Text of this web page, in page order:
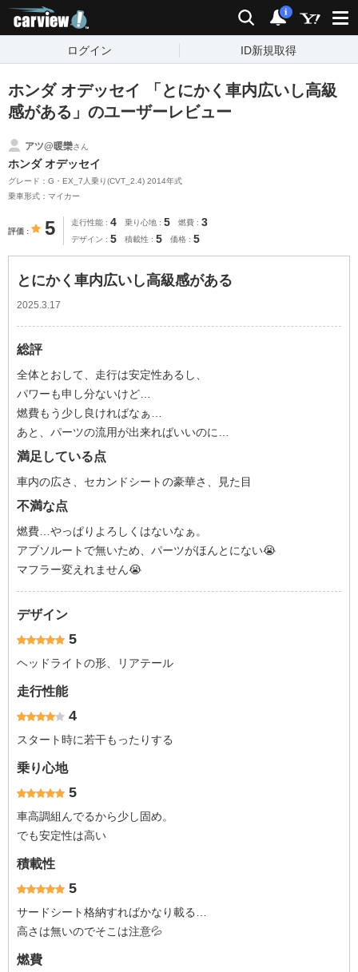
検索 通知
i
ログイン ID新規取得
ホンダ オデッセイ 「とにかく車内広いし高級
感がある」のユーザーレビュー
アツ@暖欒さん
ホンダ オデッセイ
グレード：G・EX_7人乗り(CVT_2.4) 2014年式
乗車形式：マイカー
評価 5 走行性能 4 乗り心地 5 燃費 3
デザイン 5 積載性 5 価格 5
とにかく車内広いし高級感がある
2025.3.17
総評
全体とおして、走行は安定性あるし、
パワーも申し分ないけど…
燃費もう少し良ければなぁ…
あと、パーツの流用が出来ればいいのに…
満足している点
車内の広さ、セカンドシートの豪華さ、見た目
不満な点
燃費…やっぱりよろしくはないなぁ。
アブソルートで無いため、パーツがほんとにない😭
マフラー変えれません😭
デザイン
5
ヘッドライトの形、リアテール
走行性能
4
スタート時に若干もったりする
乗り心地
5
車高調組んでるから少し固め。
でも安定性は高い
積載性
5
サードシート格納すればかなり載る…
高さは無いのでそこは注意💦
燃費